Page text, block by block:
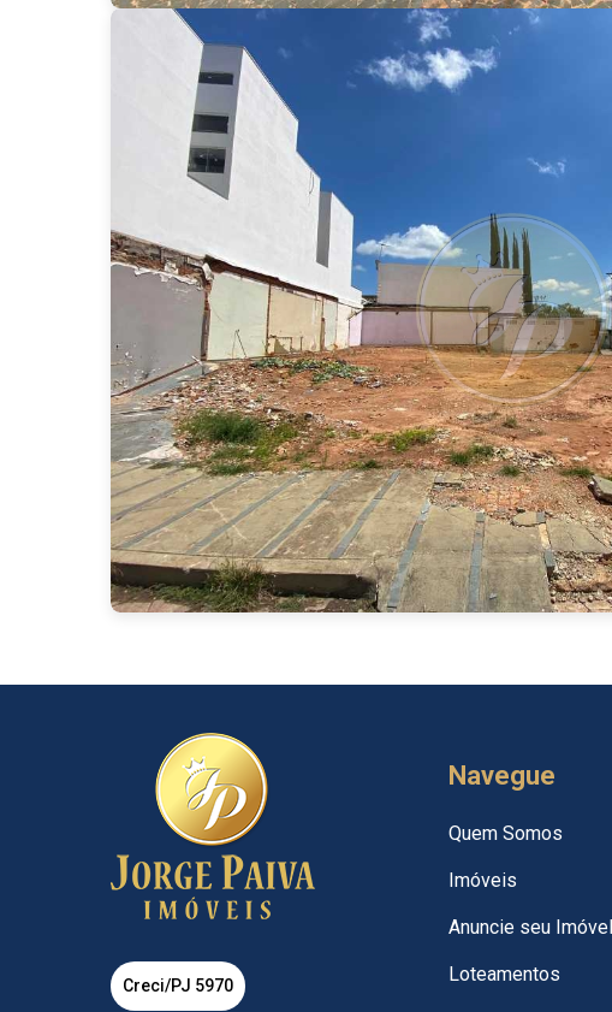
Creci/PJ 5970
Navegue
Quem Somos
Imóveis
Anuncie seu Imóvel
Loteamentos